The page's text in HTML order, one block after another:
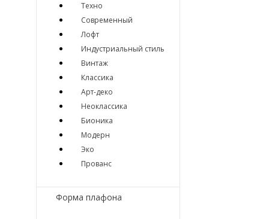
Техно
Современный
Лофт
Индустриальный стиль
Винтаж
Классика
Арт-деко
Неоклассика
Бионика
Модерн
Эко
Прованс
Форма плафона